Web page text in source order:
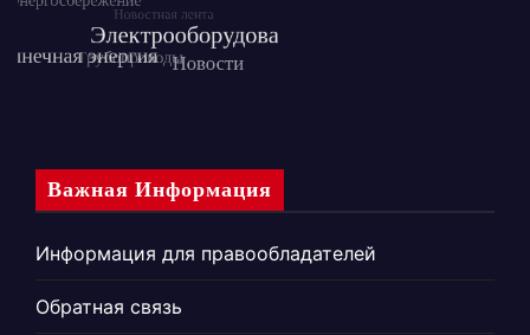
Важная Информация
Информация для правообладателей
Обратная связь